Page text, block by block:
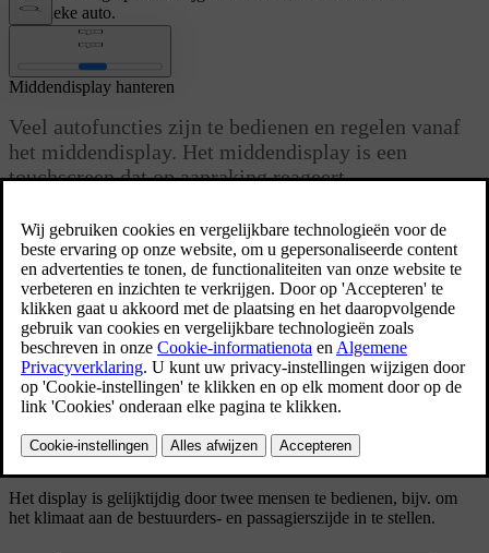
specifieke auto.
Middendisplay hanteren
Veel autofuncties zijn te bedienen en regelen vanaf
het middendisplay. Het middendisplay is een
touchscreen dat op aanraking reageert.
Touchscreenfunctie middendisplay gebruiken
Het scherm reageert op verschillende manieren bij slepen, vegen of
drukken. U kuntbijv.van het ene naar het andere scherm bladeren,
objecten markeren en scrollen in een lijst door het scherm op
verschillende manieren aan te raken.
Dankzij IR-stralen vlak boven het schermoppervlak kan het scherm
ook vingers op korte afstand vóór het scherm registreren. Deze
technologie maakt het mogelijk om het scherm ook te gebruiken als
u handschoenen aan hebt.
Het display is gelijktijdig door twee mensen te bedienen, bijv. om
het klimaat aan de bestuurders- en passagierszijde in te stellen.